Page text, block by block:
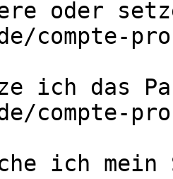
oder
compte-
ich das
compte-
ich mein